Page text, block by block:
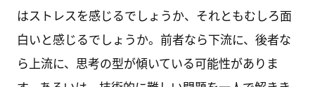
はストレスを感じるでしょうか、それともむしろ面
白いと感じるでしょうか。前者なら下流に、後者な
ら上流に、思考の型が傾いている可能性がありま